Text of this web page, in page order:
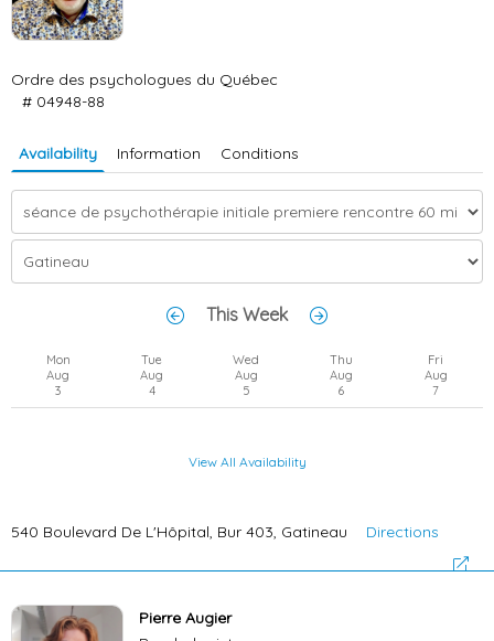
Ordre des psychologues du Québec
# 04948-88
Availability Information Conditions
This Week
Mon
Aug
3
Tue
Aug
4
Wed
Aug
5
Thu
Aug
6
Fri
Aug
7
View All Availability
540 Boulevard De L'Hôpital, Bur 403, Gatineau Directions
Pierre Augier